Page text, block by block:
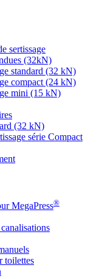
sertissage
(32kN)
standard (32 kN)
compact (24 kN)
mini (15 kN)
(32 kN)
série Compact
MegaPress®
toilettes